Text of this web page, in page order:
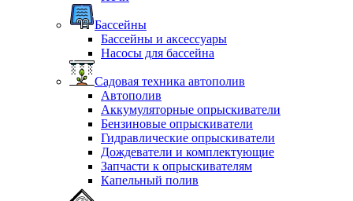
Бассейны
Бассейны и аксессуары
Насосы для бассейна
Садовая техника автополив
Автополив
Аккумуляторные опрыскиватели
Бензиновые опрыскиватели
Гидравлические опрыскиватели
Дождеватели и комплектующие
Запчасти к опрыскивателям
Капельный полив